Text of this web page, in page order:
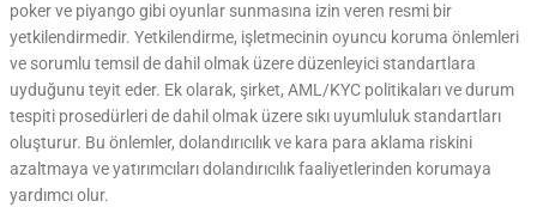
poker ve piyango gibi oyunlar sunmasına izin veren resmi bir
yetkilendirmedir. Yetkilendirme, işletmecinin oyuncu koruma önlemleri
ve sorumlu temsil de dahil olmak üzere düzenleyici standartlara
uyduğunu teyit eder. Ek olarak, şirket, AML/KYC politikaları ve durum
tespiti prosedürleri de dahil olmak üzere sıkı uyumluluk standartları
oluşturur. Bu önlemler, dolandırıcılık ve kara para aklama riskini
azaltmaya ve yatırımcıları dolandırıcılık faaliyetlerinden korumaya
yardımcı olur.